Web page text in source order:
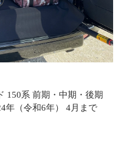
150系 前期・中期・後期
年（令和6年） 4月まで